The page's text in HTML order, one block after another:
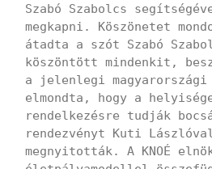
Szabó Szabolcs
megkapni. Köszönetet
átadta a szót Szabó
köszöntött mindenkit,
a jelenlegi
elmondta, hogy a
rendelkezésre tudják
rendezvényt Kuti
megnyitották. A KNOÉ